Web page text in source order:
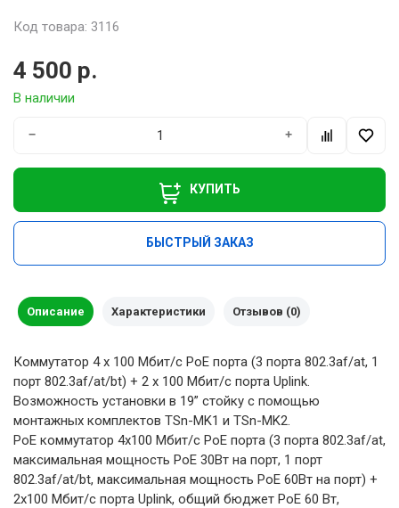
Код товара: 3116
4 500 р.
В наличии
− +
КУПИТЬ
БЫСТРЫЙ ЗАКАЗ
Описание Характеристики Отзывов (0)
Коммутатор 4 x 100 Мбит/с PoE порта (3 порта 802.3af/at, 1
порт 802.3af/at/bt) + 2 x 100 Мбит/с порта Uplink.
Возможность установки в 19” стойку с помощью
монтажных комплектов TSn-MK1 и TSn-MK2.
PoE коммутатор 4x100 Мбит/с PoE порта (3 порта 802.3af/at,
максимальная мощность PoE 30Вт на порт, 1 порт
802.3af/at/bt, максимальная мощность PoE 60Вт на порт) +
2x100 Мбит/с порта Uplink, общий бюджет PoE 60 Вт,